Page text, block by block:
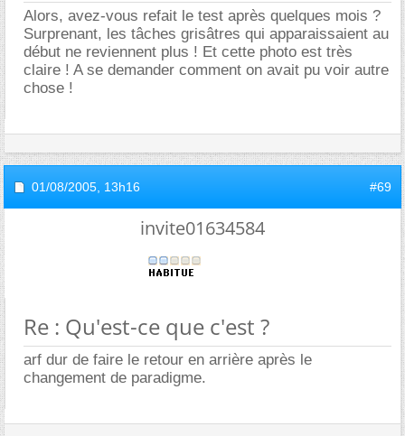
Alors, avez-vous refait le test après quelques mois ?
Surprenant, les tâches grisâtres qui apparaissaient au
début ne reviennent plus ! Et cette photo est très
claire ! A se demander comment on avait pu voir autre
chose !
01/08/2005, 13h16 #69
invite01634584
Re : Qu'est-ce que c'est ?
arf dur de faire le retour en arrière après le
changement de paradigme.